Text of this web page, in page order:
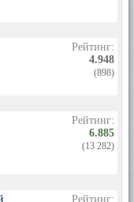
Рейтинг:
4.948
(898)
Рейтинг:
6.885
(13 282)
Рейтинг: